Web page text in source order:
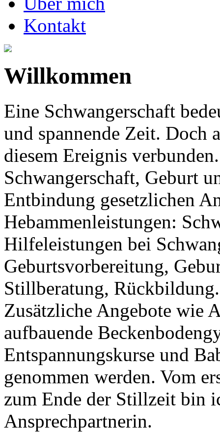
Kontakt
Willkommen
Eine Schwangerschaft
und spannende Zeit. Doch
diesem Ereignis
Schwangerschaft, Geburt
Entbindung gesetzlichen
Hebammenleistungen:
Hilfeleistungen bei
Geburtsvorbereitung,
Stillberatung,
Zusätzliche Angebote wie
aufbauende
Entspannungskurse und
genommen werden. Vom
zum Ende der Stillzeit bin
Ansprechpartnerin.